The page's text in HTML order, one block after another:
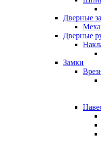
Дверные
Дверные
Замки